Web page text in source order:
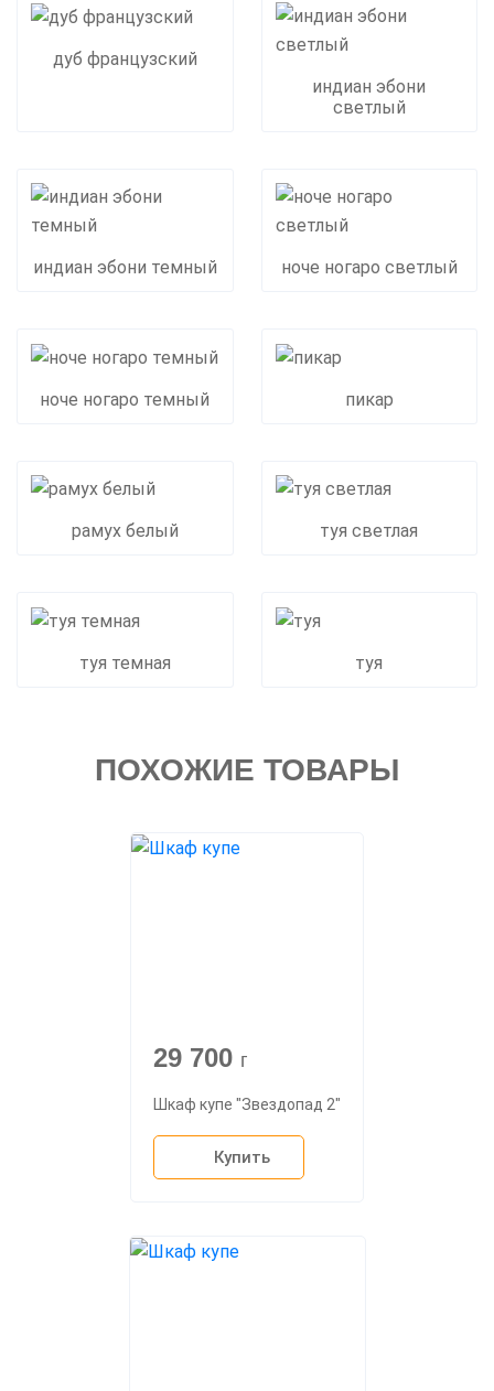
дуб французский
индиан эбони
светлый
индиан эбони темный ноче ногаро светлый
ноче ногаро темный пикар
рамух белый туя светлая
туя темная туя
ПОХОЖИЕ ТОВАРЫ
29 700 г
Шкаф купе "Звездопад 2"
Купить